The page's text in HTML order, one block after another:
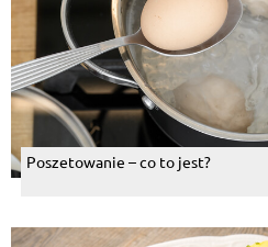
Poszetowanie – co to jest?